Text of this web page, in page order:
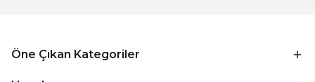
Öne Çıkan Kategoriler